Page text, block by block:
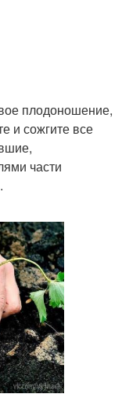
плодоношение,
и сожгите все
части